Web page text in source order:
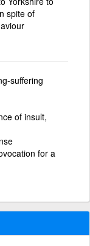
spite of
suffering
of insult,
for a